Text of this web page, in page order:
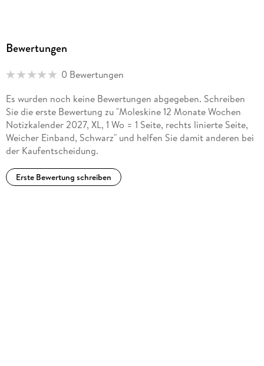
Bewertungen
0 Bewertungen
Es wurden noch keine Bewertungen abgegeben. Schreiben
Sie die erste Bewertung zu "Moleskine 12 Monate Wochen
Notizkalender 2027, XL, 1 Wo = 1 Seite, rechts linierte Seite,
Weicher Einband, Schwarz" und helfen Sie damit anderen bei
der Kaufentscheidung.
Erste Bewertung schreiben